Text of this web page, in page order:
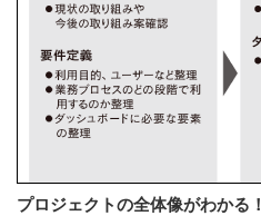
プロジェクトの全体像がわかる！